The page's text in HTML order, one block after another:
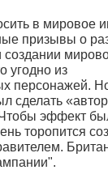
в мировое
призывы о
создании
угодно из
персонажей.
сделать
эффект
торопится